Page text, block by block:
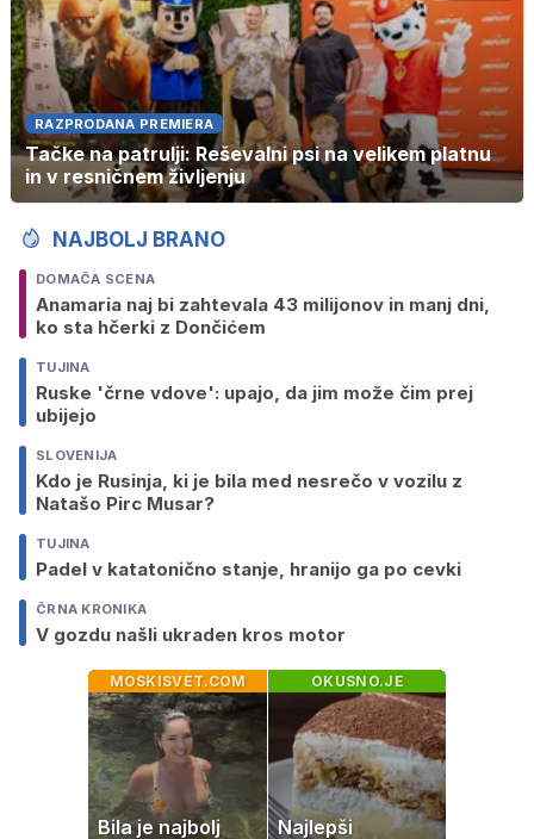
RAZPRODANA PREMIERA
Tačke na patrulji: Reševalni psi na velikem platnu
in v resničnem življenju
NAJBOLJ BRANO
DOMAČA SCENA
Anamaria naj bi zahtevala 43 milijonov in manj dni,
ko sta hčerki z Dončićem
TUJINA
Ruske 'črne vdove': upajo, da jim može čim prej
ubijejo
SLOVENIJA
Kdo je Rusinja, ki je bila med nesrečo v vozilu z
Natašo Pirc Musar?
TUJINA
Padel v katatonično stanje, hranijo ga po cevki
ČRNA KRONIKA
V gozdu našli ukraden kros motor
MOSKISVET.COM
Bila je najbolj
OKUSNO.JE
Najlepši